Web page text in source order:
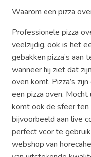
Waarom een pizza
Professionele pizza
veelzijdig, ook is het
gebakken pizza’s
wanneer hij ziet dat
oven komt. Pizza’s
een pizza oven.
komt ook de sfeer ten
bijvoorbeeld aan live
perfect voor te
webshop van